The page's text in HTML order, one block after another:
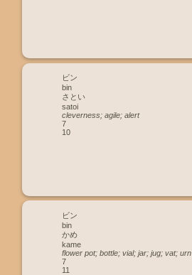
ビン
bin
さとい
satoi
cleverness; agile; alert
7
10
ビン
bin
かめ
kame
flower pot; bottle; vial; jar; jug; vat; urn
7
11